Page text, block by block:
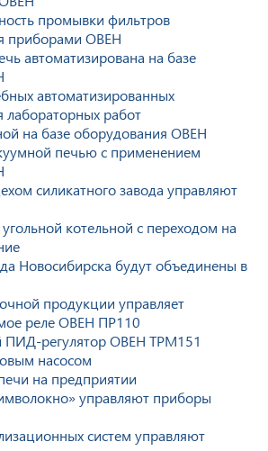
промывки фильтров
приборами ОВЕН
автоматизирована на базе
автоматизированных
лабораторных работ
на базе оборудования ОВЕН
печью с применением
силикатного завода управляют
котельной с переходом на
Новосибирска будут объединены в
продукции управляет
реле ОВЕН ПР110
ПИД-регулятор ОВЕН ТРМ151
насосом
на предприятии
управляют приборы
систем управляют